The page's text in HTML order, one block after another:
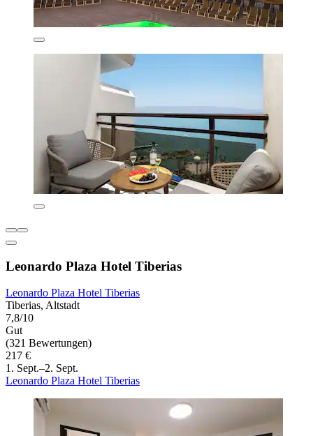
Leonardo Plaza Hotel Tiberias
Leonardo Plaza Hotel Tiberias
Tiberias, Altstadt
7,8/10
Gut
(321 Bewertungen)
217 €
1. Sept.–2. Sept.
Leonardo Plaza Hotel Tiberias